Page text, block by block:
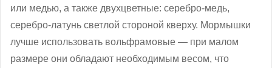
или медью, а также двухцветные: серебро-медь,
серебро-латунь светлой стороной кверху. Мормышки
лучше использовать вольфрамовые — при малом
размере они обладают необходимым весом, что